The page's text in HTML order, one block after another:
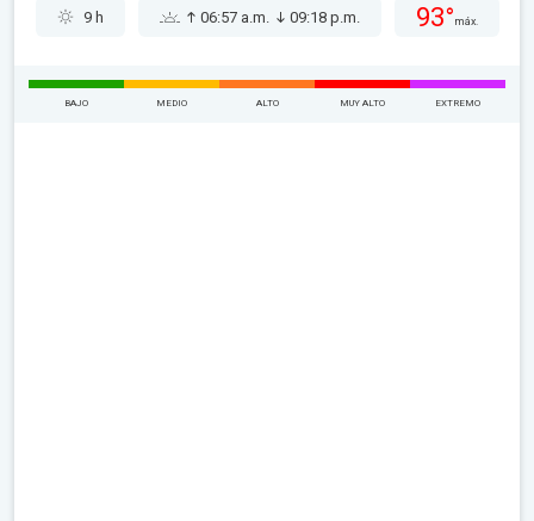
9 h 06:57 a.m. 09:18 p.m. 93° máx.
BAJO MEDIO ALTO MUY ALTO EXTREMO